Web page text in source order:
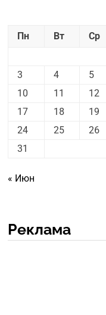
Пн
Вт Ср
3
4 5
10
11 12
17
18 19
24
25 26
31
« Июн
Реклама